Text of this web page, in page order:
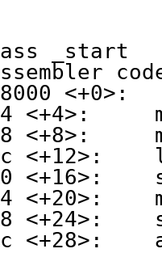
_start
<+0>:
<+4>:
<+8>:
<+12>:
<+16>:
<+20>:
<+24>:
<+28>: